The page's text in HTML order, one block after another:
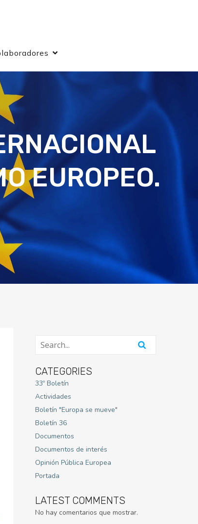
EUROPEO.
CATEGORIES
33º Boletín
Actividades
Boletín "Europa se mueve"
Boletín 36
Documentos
Documentos de interés
Opinión Pública Europea
Portada
LATEST COMMENTS
No hay comentarios que mostrar.